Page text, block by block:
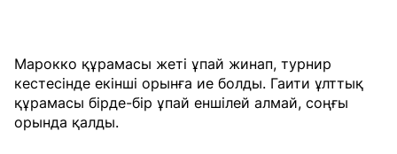
Марокко құрамасы жеті ұпай жинап, турнир
кестесінде екінші орынға ие болды. Гаити ұлттық
құрамасы бірде-бір ұпай еншілей алмай, соңғы
орында қалды.